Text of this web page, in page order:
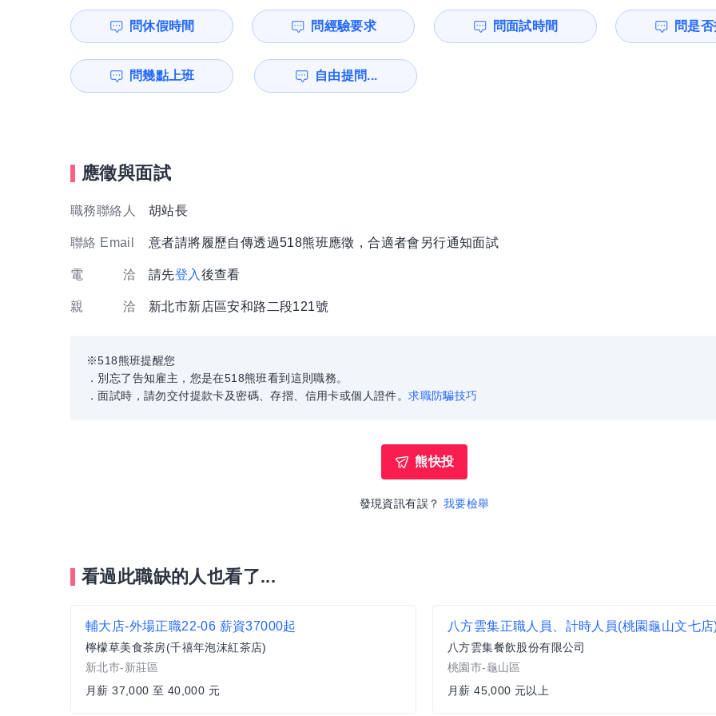
問休假時間 問經驗要求 問面試時間 問是
問幾點上班 自由提問...
應徵與面試
職務聯絡人 胡站長
聯絡 Email 意者請將履歷自傳透過518熊班應徵，合適者會另行通知面試
電 洽 請先登入 後查看
親 洽 新北市新店區安和路二段121號
※518熊班提醒您
．別忘了告知雇主，您是在518熊班看到這則職務。
．面試時，請勿交付提款卡及密碼、存摺、信用卡或個人證件。求職防騙技巧
熊快投
發現資訊有誤？ 我要檢舉
看過此職缺的人也看了...
輔大店-外場正職22-06 薪資37000起
檸檬草美食茶房(千禧年泡沫紅茶店)
新北市-新莊區
月薪 37,000 至 40,000 元
八方雲集正職人員、計時人員(桃園龜山文七店
八方雲集餐飲股份有限公司
桃園市-龜山區
月薪 45,000 元以上